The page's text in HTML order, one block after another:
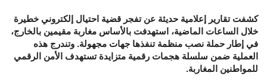
كشفت تقارير إعلامية حديثة عن تفجر قضية احتيال إلكتروني خطيرة
خلال الساعات الماضية، استهدفت بالأساس مغاربة مقيمين بالخارج،
في إطار حملة نصب منظمة تنفذها جهات مجهولة. وتندرج هذه
العملية ضمن سلسلة هجمات رقمية متزايدة تستهدف الأمن الرقمي
للمواطنين المغاربة.